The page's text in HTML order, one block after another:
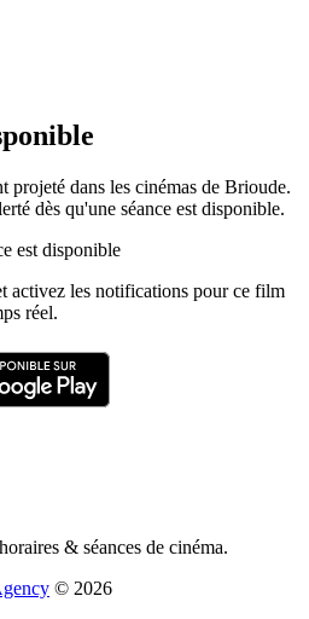
projeté dans les cinémas de Brioude.
dès qu'une séance est disponible.
est disponible
activez les notifications pour ce film
réel.
& séances de cinéma.
© 2026